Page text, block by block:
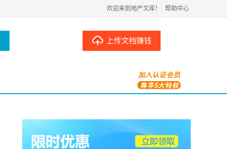
欢迎来到地产文库！ 帮助中心
上传文档赚钱